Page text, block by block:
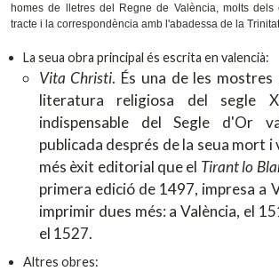
homes de lletres del Regne de València, molts dels
tracte i la correspondència amb l'abadessa de la
La seua obra principal és escrita en valencià:
Vita Christi. És una de les mostres
literatura religiosa del segle
indispensable del Segle d'Or
publicada després de la seua mort
més èxit editorial que el Tirant lo
primera edició de 1497, impresa a
imprimir dues més: a València, el
el 1527.
Altres obres: